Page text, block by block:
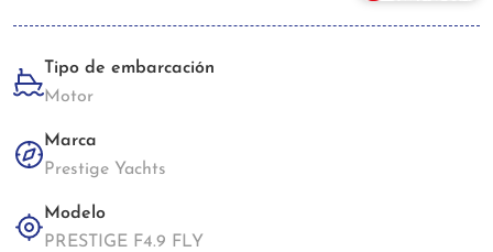
Tipo de embarcación
Motor
Marca
Prestige Yachts
Modelo
PRESTIGE F4.9 FLY